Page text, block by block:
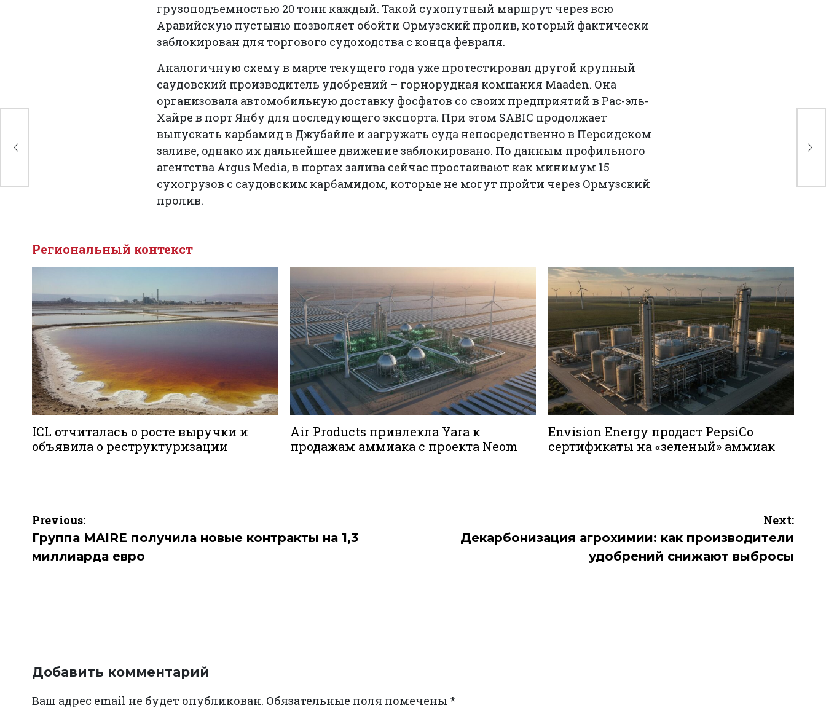
грузоподъемностью 20 тонн каждый. Такой сухопутный маршрут через всю
Аравийскую пустыню позволяет обойти Ормузский пролив, который фактически
заблокирован для торгового судоходства с конца февраля.
Аналогичную схему в марте текущего года уже протестировал другой крупный
саудовский производитель удобрений – горнорудная компания Maaden. Она
организовала автомобильную доставку фосфатов со своих предприятий в Рас-эль-
Хайре в порт Янбу для последующего экспорта. При этом SABIC продолжает
выпускать карбамид в Джубайле и загружать суда непосредственно в Персидском
заливе, однако их дальнейшее движение заблокировано. По данным профильного
агентства Argus Media, в портах залива сейчас простаивают как минимум 15
сухогрузов с саудовским карбамидом, которые не могут пройти через Ормузский
пролив.
Региональный контекст
ICL отчиталась о росте выручки и
объявила о реструктуризации
Air Products привлекла Yara к
продажам аммиака с проекта Neom
Envision Energy продаст PepsiCo
сертификаты на «зеленый» аммиак
Навигация
по
записям
Previous:
Группа MAIRE получила новые контракты на 1,3
миллиарда евро
Next:
Декарбонизация агрохимии: как производители
удобрений снижают выбросы
Добавить комментарий
Ваш адрес email не будет опубликован. Обязательные поля помечены *